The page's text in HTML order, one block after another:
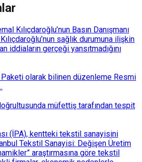
Kılıçdaroğlu’nun Basın Danışmanı
sağlık durumuna ilişkin
iddiaların gerçeği yansıtmadığını
Paketi olarak bilinen düzenleme Resmi
müfettiş tarafından tespit
(İPA), kentteki tekstil sanayisini
Tekstil Sanayisi: Değişen Üretim
araştırmasına göre tekstil